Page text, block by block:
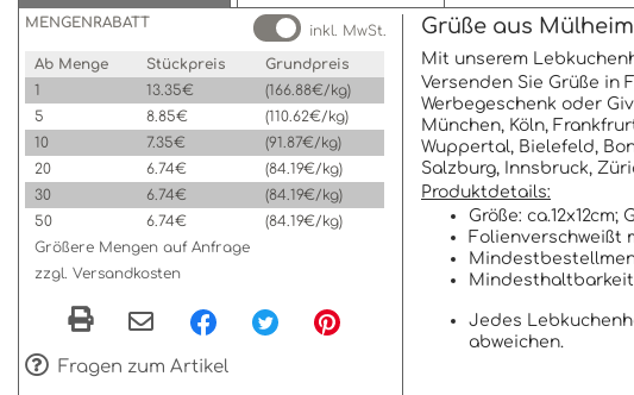
MENGENRABATT
inkl. MwSt.
Ab Menge
Stückpreis
Grundpreis
1
13.35€
(166.88€/kg)
5
8.85€
(110.62€/kg)
10
7.35€
(91.87€/kg)
20
6.74€
(84.19€/kg)
30
6.74€
(84.19€/kg)
50
6.74€
(84.19€/kg)
Größere Mengen auf Anfrage
zzgl. Versandkosten
Fragen zum Artikel
Grüße aus
Mit unserem
Versenden Sie Grüße in
Werbegeschenk oder
München, Köln,
Wuppertal, Bielefeld,
Salzburg, Innsbruck,
Produktdetails:
Größe: ca.12x12cm;
Folienverschweißt
Jedes
abweichen.